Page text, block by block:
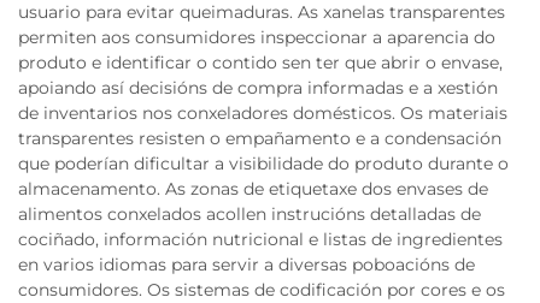
usuario para evitar queimaduras. As xanelas transparentes
permiten aos consumidores inspeccionar a aparencia do
produto e identificar o contido sen ter que abrir o envase,
apoiando así decisións de compra informadas e a xestión
de inventarios nos conxeladores domésticos. Os materiais
transparentes resisten o empañamento e a condensación
que poderían dificultar a visibilidade do produto durante o
almacenamento. As zonas de etiquetaxe dos envases de
alimentos conxelados acollen instrucións detalladas de
cociñado, información nutricional e listas de ingredientes
en varios idiomas para servir a diversas poboacións de
consumidores. Os sistemas de codificación por cores e os